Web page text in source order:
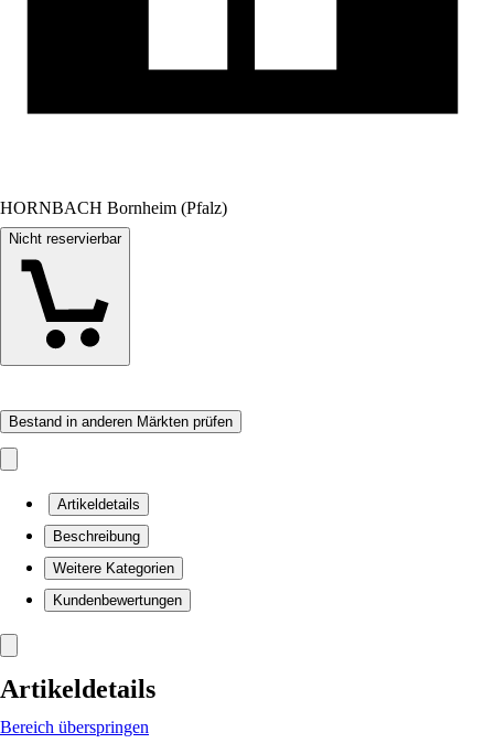
HORNBACH Bornheim (Pfalz)
Nicht reservierbar
Bestand in anderen Märkten prüfen
Artikeldetails
Beschreibung
Weitere Kategorien
Kundenbewertungen
Artikeldetails
Bereich überspringen